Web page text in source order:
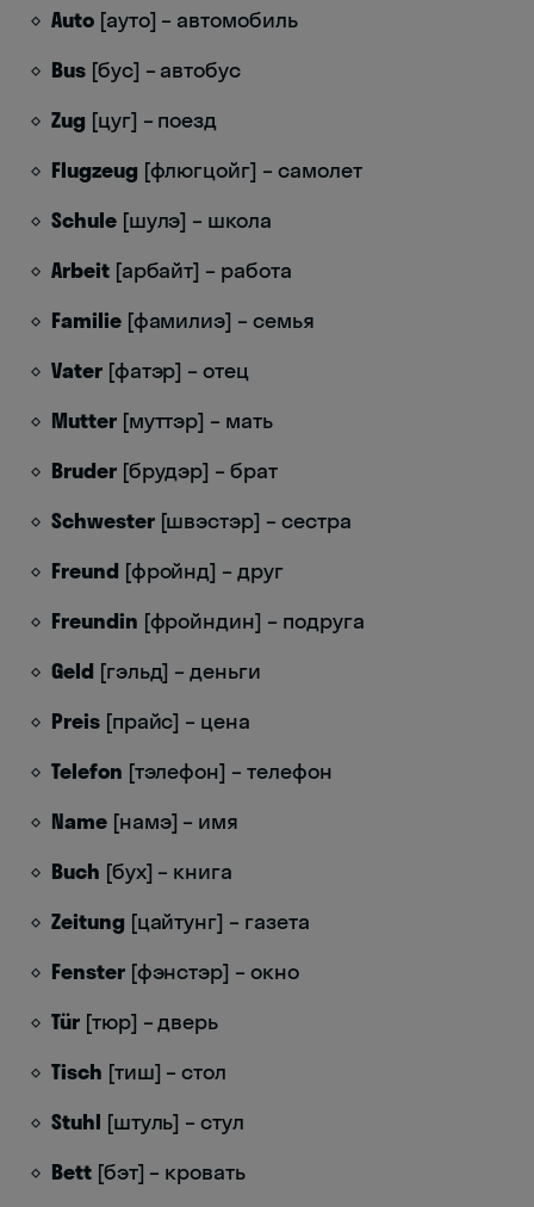
Auto[ауто] – автомобиль
Bus[бус] – автобус
Zug [цуг] – поезд
Flugzeug [флюгцойг] – самолет
Schule[шулэ] – школа
Arbeit[арбайт] – работа
Familie[фамилиэ] – семья
Vater[фатэр] – отец
Mutter[муттэр] – мать
Bruder[брудэр] – брат
Schwester[швэстэр] – сестра
Freund [фройнд] – друг
Freundin [фройндин] – подруга
Geld [гэльд] – деньги
Preis[прайс] – цена
Telefon [тэлефон] – телефон
Name[намэ] – имя
Buch [бух] – книга
Zeitung [цайтунг] – газета
Fenster[фэнстэр] – окно
Tür[тюр] – дверь
Tisch [тиш] – стол
Stuhl [штуль] – стул
Bett[бэт] – кровать